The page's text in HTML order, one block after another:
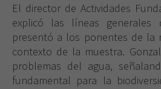
El director de Actividades
explicó las líneas generales
presentó a los ponentes de la
contexto de la muestra.
problemas del agua,
fundamental para la